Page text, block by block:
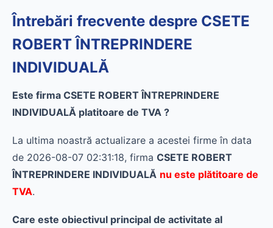
Întrebări frecvente despre CSETE
ROBERT ÎNTREPRINDERE
INDIVIDUALĂ
Este firma CSETE ROBERT ÎNTREPRINDERE
INDIVIDUALĂ platitoare de TVA ?
La ultima noastră actualizare a acestei firme în data
de 2026-08-07 02:31:18, firma CSETE ROBERT
ÎNTREPRINDERE INDIVIDUALĂ nu este plătitoare de
TVA.
Care este obiectivul principal de activitate al